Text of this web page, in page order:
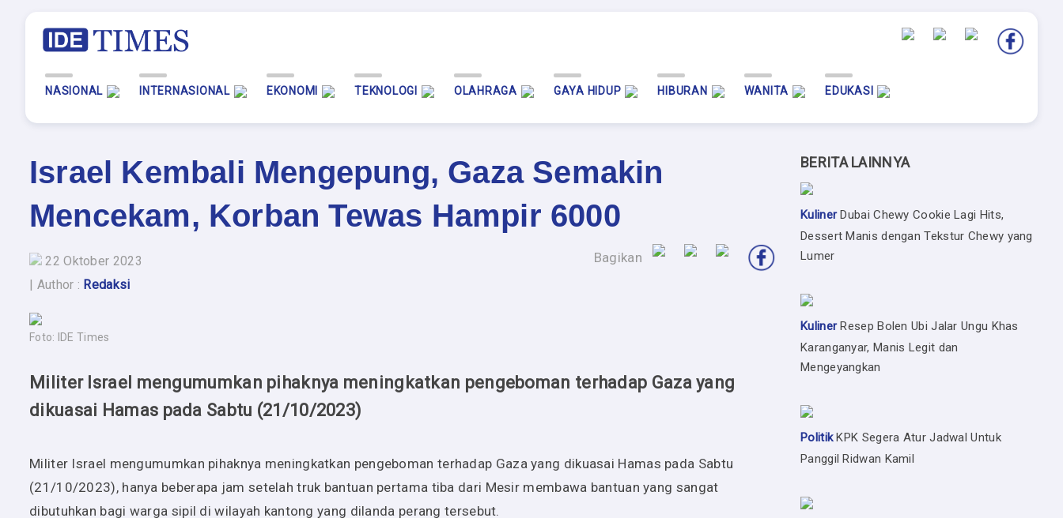
NASIONAL INTERNASIONAL EKONOMI TEKNOLOGI OLAHRAGA GAYA HIDUP HIBURAN WANITA EDUKASI
Israel Kembali Mengepung, Gaza Semakin
Mencekam, Korban Tewas Hampir 6000
Bagikan
22 Oktober 2023
| Author : Redaksi
Foto: IDE Times
Militer Israel mengumumkan pihaknya meningkatkan pengeboman terhadap Gaza yang
dikuasai Hamas pada Sabtu (21/10/2023)
Militer Israel mengumumkan pihaknya meningkatkan pengeboman terhadap Gaza yang dikuasai Hamas pada Sabtu
(21/10/2023), hanya beberapa jam setelah truk bantuan pertama tiba dari Mesir membawa bantuan yang sangat
dibutuhkan bagi warga sipil di wilayah kantong yang dilanda perang tersebut.
BERITA LAINNYA
KulinerDubai Chewy Cookie Lagi Hits,
Dessert Manis dengan Tekstur Chewy yang
Lumer
KulinerResep Bolen Ubi Jalar Ungu Khas
Karanganyar, Manis Legit dan
Mengeyangkan
PolitikKPK Segera Atur Jadwal Untuk
Panggil Ridwan Kamil